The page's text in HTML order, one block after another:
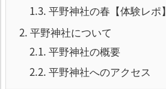
1.3. 平野神社の春【体験レポ】
2. 平野神社について
2.1. 平野神社の概要
2.2. 平野神社へのアクセス